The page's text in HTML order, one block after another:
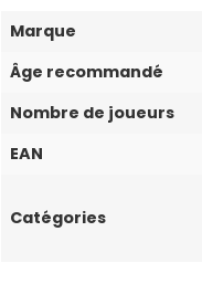
Marque
Âge recommandé
Nombre de joueurs
EAN
Catégories